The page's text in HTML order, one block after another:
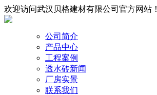
欢迎访问武汉贝格建材有限公司官方网站！
公司简介
产品中心
工程案例
透水砖新闻
厂房实景
联系我们